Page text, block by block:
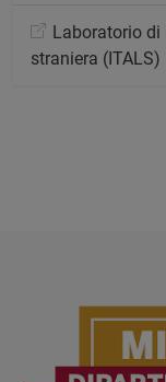
Laboratorio di
straniera (ITALS)